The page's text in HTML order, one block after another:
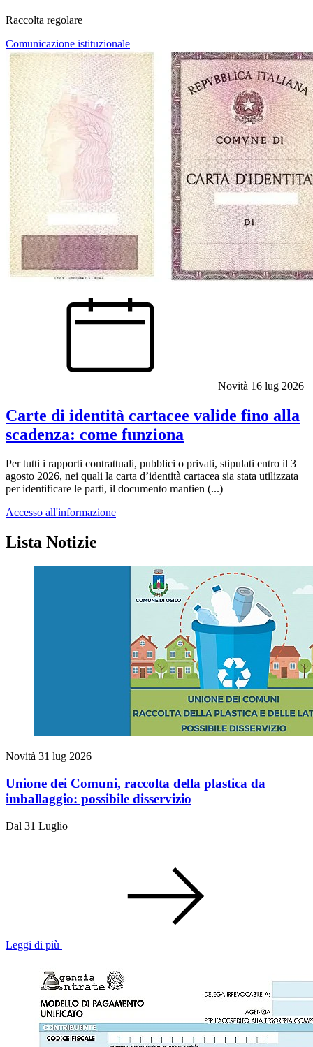
Raccolta regolare
Comunicazione istituzionale
Novità 16 lug 2026
Carte di identità cartacee valide fino alla
scadenza: come funziona
Per tutti i rapporti contrattuali, pubblici o privati, stipulati entro il 3
agosto 2026, nei quali la carta d’identità cartacea sia stata utilizzata
per identificare le parti, il documento mantien (...)
Accesso all'informazione
Lista Notizie
Novità 31 lug 2026
Unione dei Comuni, raccolta della plastica da
imballaggio: possibile disservizio
Dal 31 Luglio
Leggi di più